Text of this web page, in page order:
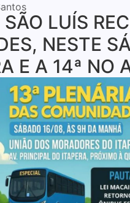
LUÍS
NESTE
E A 14ª NO